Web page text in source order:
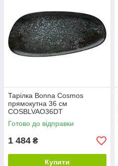
Тарілка Bonna Cosmos
прямокутна 36 см
COSBLVAO36DT
Готово до відправки
1 484 ₴
Купити